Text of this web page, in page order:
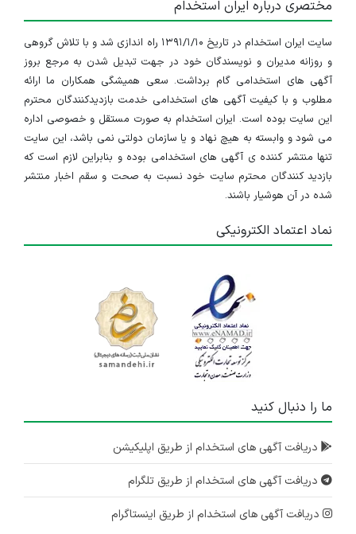
مختصری درباره ایران استخدام
سایت ایران استخدام در تاریخ ۱۳۹۱/۱/۱۰ راه اندازی شد و با تلاش گروهی
و روزانه مدیران و نویسندگان خود در جهت تبدیل شدن به مرجع بروز
آگهی های استخدامی گام برداشت. سعی همیشگی همکاران ما ارائه
مطلوب و با کیفیت آگهی های استخدامی خدمت بازدیدکنندگان محترم
این سایت بوده است. ایران استخدام به صورت مستقل و خصوصی اداره
می شود و وابسته به هیچ نهاد و یا سازمان دولتی نمی باشد، این سایت
تنها منتشر کننده ی آگهی های استخدامی بوده و بنابراین لازم است که
بازدید کنندگان محترم سایت خود نسبت به صحت و سقم اخبار منتشر
شده در آن هوشیار باشند.
نماد اعتماد الکترونیکی
ما را دنبال کنید
دریافت آگهی های استخدام از طریق اپلیکیشن
دریافت آگهی های استخدام از طریق تلگرام
دریافت آگهی های استخدام از طریق اینستاگرام